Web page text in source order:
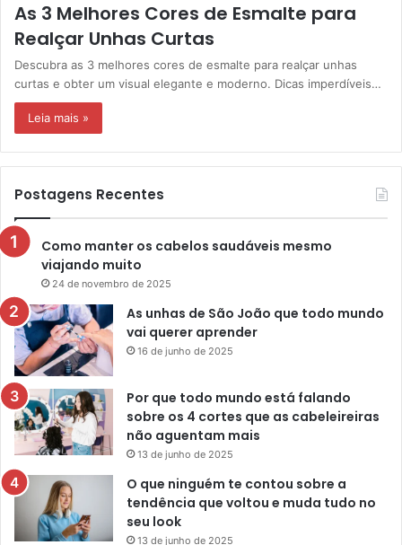
As 3 Melhores Cores de Esmalte para
Realçar Unhas Curtas
Descubra as 3 melhores cores de esmalte para realçar unhas
curtas e obter um visual elegante e moderno. Dicas imperdíveis…
Leia mais »
Postagens Recentes
Como manter os cabelos saudáveis mesmo
viajando muito
24 de novembro de 2025
As unhas de São João que todo mundo
vai querer aprender
16 de junho de 2025
Por que todo mundo está falando
sobre os 4 cortes que as cabeleireiras
não aguentam mais
13 de junho de 2025
O que ninguém te contou sobre a
tendência que voltou e muda tudo no
seu look
13 de junho de 2025